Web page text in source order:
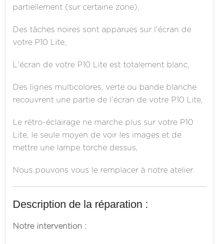
partiellement (sur certaine zone),
Des tâches noires sont apparues sur l'écran de
votre P10 Lite,
L'écran de votre P10 Lite est totalement blanc,
Des lignes multicolores, verte ou bande blanche
recouvrent une partie de l'écran de votre P10 Lite,
Le rétro-éclairage ne marche plus sur votre P10
Lite, le seule moyen de voir les images et de
mettre une lampe torche dessus,
Nous pouvons vous le remplacer à notre atelier.
Description de la réparation :
Notre intervention :